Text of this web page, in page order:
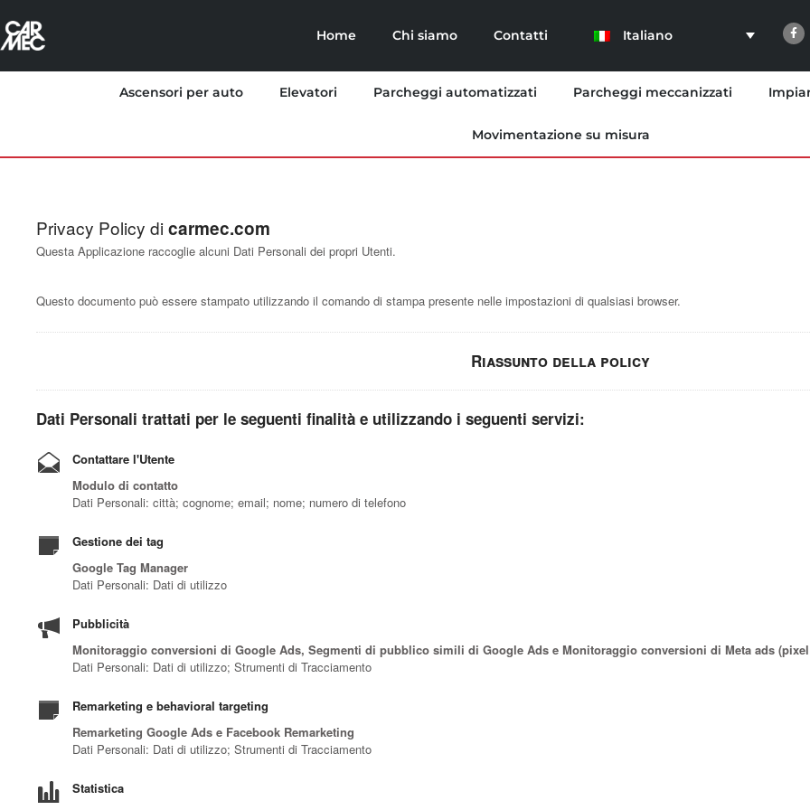
Home Chi siamo Contatti Italiano
Ascensori per auto Elevatori Parcheggi automatizzati Parcheggi meccanizzati
Movimentazione su misura
Privacy Policy di carmec.com
Questa Applicazione raccoglie alcuni Dati Personali dei propri Utenti.
Questo documento può essere stampato utilizzando il comando di stampa presente nelle impostazioni di qualsiasi browser.
Riassunto della policy
Dati Personali trattati per le seguenti finalità e utilizzando i seguenti servizi:
Contattare l'Utente
Modulo di contatto
Dati Personali: città; cognome; email; nome; numero di telefono
Gestione dei tag
Google Tag Manager
Dati Personali: Dati di utilizzo
Pubblicità
Monitoraggio conversioni di Google Ads, Segmenti di pubblico simili di Google Ads e Monitoraggio conversioni di Meta ads
Dati Personali: Dati di utilizzo; Strumenti di Tracciamento
Remarketing e behavioral targeting
Remarketing Google Ads e Facebook Remarketing
Dati Personali: Dati di utilizzo; Strumenti di Tracciamento
Statistica